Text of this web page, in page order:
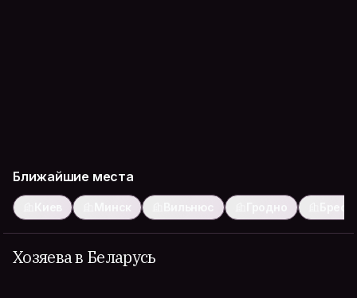
Ближайшие места
Киев Минск Вильнюс Гродно
Хозяева в Беларусь